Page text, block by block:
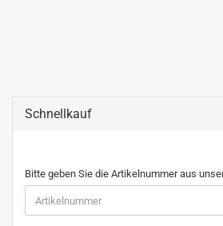
Schnellkauf
Bitte geben Sie die Artikelnummer aus